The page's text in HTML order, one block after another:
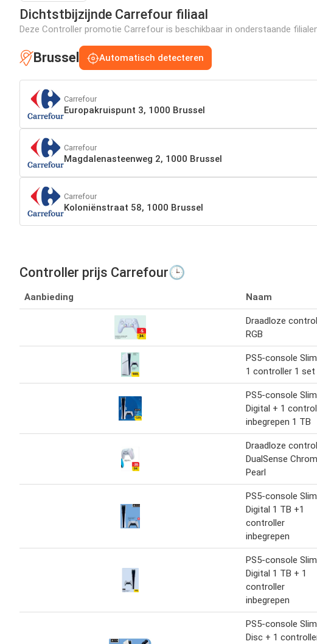
Dichtstbijzijnde Carrefour filiaal
Deze Controller promotie Carrefour is beschikbaar in onderstaande
Brussel Automatisch detecteren
Carrefour
Europakruispunt 3, 1000 Brussel
Carrefour
Magdalenasteenweg 2, 1000 Brussel
Carrefour
Koloniënstraat 58, 1000 Brussel
Controller prijs Carrefour🕒
Aanbieding Naam
Draadloze
RGB
PS5-console
1 controller 1 set
PS5-console Slim
Digital + 1
inbegrepen 1 TB
Draadloze
DualSense
Pearl
PS5-console Slim
Digital 1 TB +1
controller
inbegrepen
PS5-console Slim
Digital 1 TB + 1
controller
inbegrepen
PS5-console Slim
Disc + 1